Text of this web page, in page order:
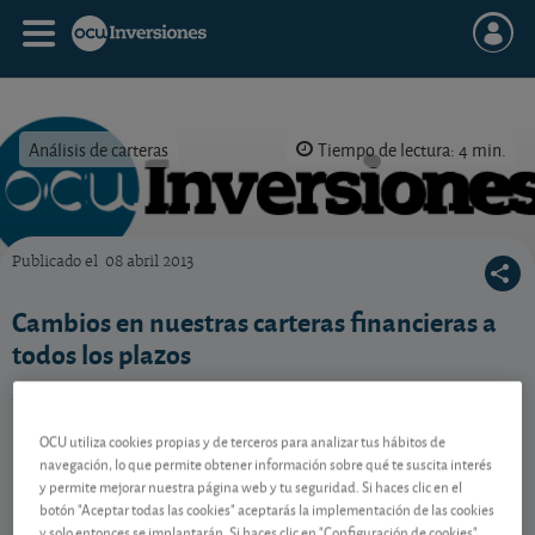
Análisis de carteras Tiempo de lectura: 4 min.
Publicado el 08 abril 2013
Cambios en nuestras carteras financieras a
todos los plazos
Contenido reservado a SOCIOS
OCU utiliza cookies propias y de terceros para analizar tus hábitos de
navegación, lo que permite obtener información sobre qué te suscita interés
y permite mejorar nuestra página web y tu seguridad. Si haces clic en el
botón "Aceptar todas las cookies" aceptarás la implementación de las cookies